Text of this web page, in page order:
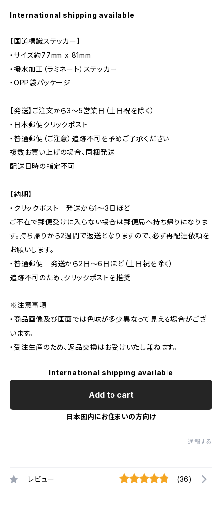
International shipping available
【国道標識ステッカー】
・サイズ約77mm x 81mm
・撥水加工（ラミネート）ステッカー
・OPP袋パッケージ
【発送】ご注文から3〜5営業日（土日祝を除く）
・日本郵便クリックポスト
・普通郵便（ご注意）追跡不可を予めご了承ください
複数お買い上げの場合、同梱発送
配送日時の指定不可
【納期】
・クリックポスト 発送から1〜3日ほど
ご不在で郵便受けに入らない場合は郵便局へ持ち帰りになりま
す。持ち帰りから2週間で返送となりますので、必ず再配達依頼を
お願いします。
・普通郵便 発送から2日〜6日ほど（土日祝を除く）
追跡不可のため、クリックポストを推奨
※注意事項
・商品画像及び画面では色味が多少異なって見える場合がござ
います。
・受注生産のため、返品交換はお受けいたし兼ねます。
International shipping available
Add to cart
日本国内にお住まいの方向け
通報する
レビュー (36)